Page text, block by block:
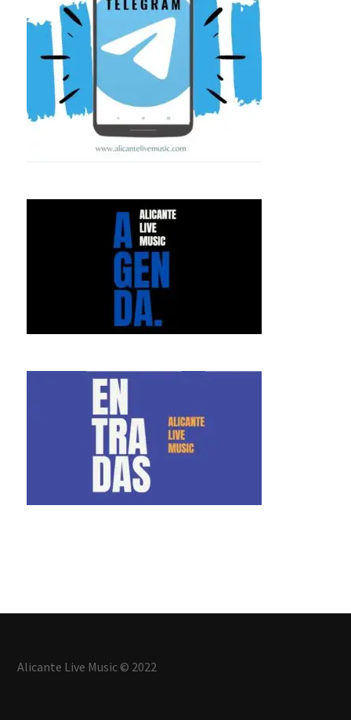
Alicante Live Music © 2022